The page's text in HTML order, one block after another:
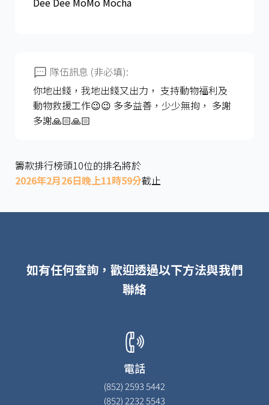
隊伍訊息 (非必填):
你地出錢，我地出錢又出力， 支持動物福利及
動物救援工作😉😉 多多益善，少少無拘， 多謝
多謝🙏🏻🙏🏻
籌款排行榜頭10位的排名將於
2026年2月26日晚上11時59分截止
如有任何查詢，歡迎透過以下方法與我們
聯絡
電話
(852) 2593 5442
(852) 2232 5543